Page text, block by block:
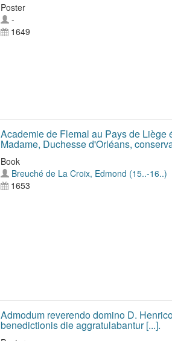
Poster
-
1649
Academie de Flemal au Pays de Liège
Madame, Duchesse d'Orléans,
Book
Breuché de La Croix, Edmond (15..-16..)
1653
Admodum reverendo domino D.
benedictionis die aggratulabantur [...].